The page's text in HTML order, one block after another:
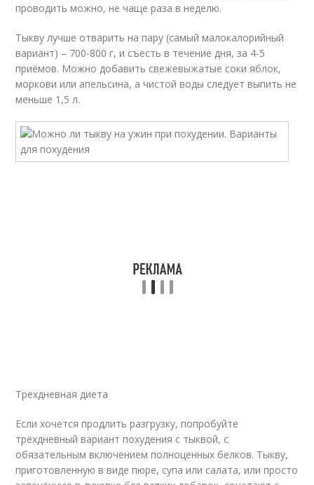
проводить можно, не чаще раза в неделю.
Тыкву лучше отварить на пару (самый малокалорийный
вариант) – 700-800 г, и съесть в течение дня, за 4-5
приёмов. Можно добавить свежевыжатые соки яблок,
моркови или апельсина, а чистой воды следует выпить не
меньше 1,5 л.
Трехдневная диета
Если хочется продлить разгрузку, попробуйте
трёхдневный вариант похудения с тыквой, с
обязательным включением полноценных белков. Тыкву,
приготовленную в виде пюре, супа или салата, или просто